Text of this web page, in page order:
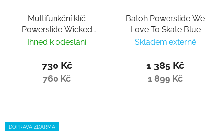
Multifunkční klíč
Powerslide Wicked
Hardcore Tool
Ihned k odeslání
730 Kč
760 Kč
Batoh Powerslide We
Love To Skate Blue
Skladem externě
1 385 Kč
1 899 Kč
DOPRAVA ZDARMA